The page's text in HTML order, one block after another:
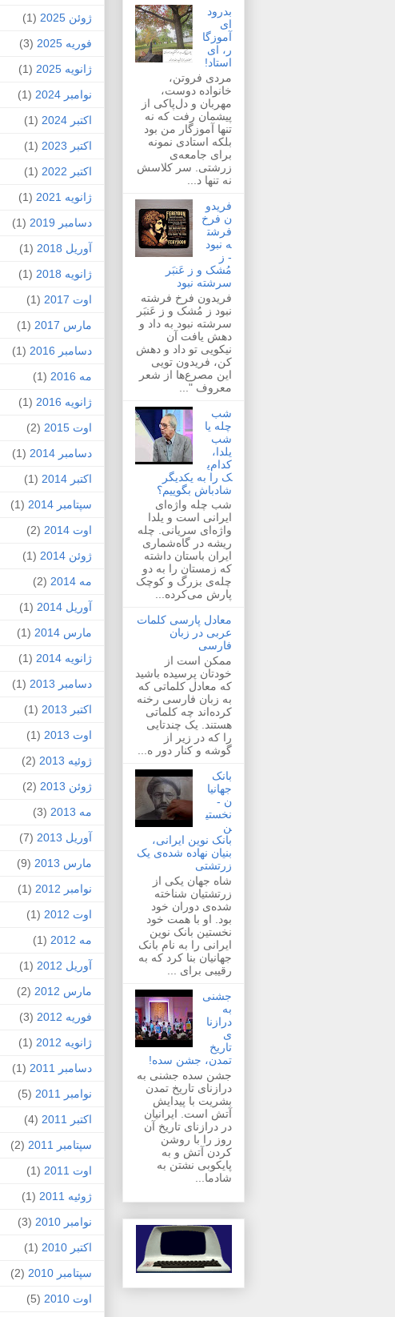
بدرود
ای
آموزگا
ر، ای
استاد!
مردی فروتن،
خانواده دوست،
مهربان و دل‌پاکی از
پیشمان رفت که نه
تنها آموزگار من بود
بلکه استادی نمونه
برای جامعه‌ی
زرشتی. سر کلاسش
نه تنها د...
فریدو
ن فرخ
فرشت
ه نبود
- ز
مُشک و ز عَنبَر
سرشته نبود
فریدون فرخ فرشته
نبود ز مُشک و ز عَنبَر
سرشته نبود به داد و
دهش یافت آن
نیکویی تو داد و دهش
کن، فریدون تویی
این مصرع‌ها از شعر
معروف "...
شب
چله یا
شب
یلدا،
کدام‌ی
ک را به یکدیگر
شادباش بگوییم؟
شب چله واژه‌ای
ایرانی است و یلدا
واژه‌ای سریانی. چله
ریشه در گاه‌شماری
ایران باستان داشته
که زمستان را به دو
چله‌ی بزرگ و کوچک
پارش می‌کرده...
معادل پارسی کلمات
عربی در زبان
فارسی
ممکن است از
خودتان پرسیده باشید
که معادل کلماتی که
به زبان فارسی رخنه
کرده‌اند چه کلماتی
هستند. یک چندتایی
را که در زیر از
گوشه و کنار دور ه...
بانک
جهانیا
ن -
نخستی
ن
بانک نوین ایرانی،
بنیان نهاده شده‌ی یک
زرتشتی
شاه جهان یکی از
زرتشتیان شناخته
شده‌ی دوران خود
بود. او با همت خود
نخستین بانک نوین
ایرانی را به نام بانک
جهانیان بنا کرد که به
رقیبی برای ...
جشنی
به
درازنا
ی
تاریخ
تمدن، جشن سده!
جشن سده جشنی به
درازنای تاریخ تمدن
بشریت با پیدایش
آتش است. ایرانیان
در درازنای تاریخ آن
روز را با روشن
کردن آتش و به
پایکوبی نشتن به
شادما...
ژوئن 2025
(1)
فوریه 2025
(3)
ژانویه 2025
(1)
نوامبر 2024
(1)
اکتبر 2024
(1)
اکتبر 2023
(1)
اکتبر 2022
(1)
ژانویه 2021
(1)
دسامبر 2019
(1)
آوریل 2018
(1)
ژانویه 2018
(1)
اوت 2017
(1)
مارس 2017
(1)
دسامبر 2016
(1)
مه 2016
(1)
ژانویه 2016
(1)
اوت 2015
(2)
دسامبر 2014
(1)
اکتبر 2014
(1)
سپتامبر 2014
(1)
اوت 2014
(2)
ژوئن 2014
(1)
مه 2014
(2)
آوریل 2014
(1)
مارس 2014
(1)
ژانویه 2014
(1)
دسامبر 2013
(1)
اکتبر 2013
(1)
اوت 2013
(1)
ژوئیه 2013
(2)
ژوئن 2013
(2)
مه 2013
(3)
آوریل 2013
(7)
مارس 2013
(9)
نوامبر 2012
(1)
اوت 2012
(1)
مه 2012
(1)
آوریل 2012
(1)
مارس 2012
(2)
فوریه 2012
(3)
ژانویه 2012
(1)
دسامبر 2011
(1)
نوامبر 2011
(5)
اکتبر 2011
(4)
سپتامبر 2011
(2)
اوت 2011
(1)
ژوئیه 2011
(1)
نوامبر 2010
(3)
اکتبر 2010
(1)
سپتامبر 2010
(2)
اوت 2010
(5)